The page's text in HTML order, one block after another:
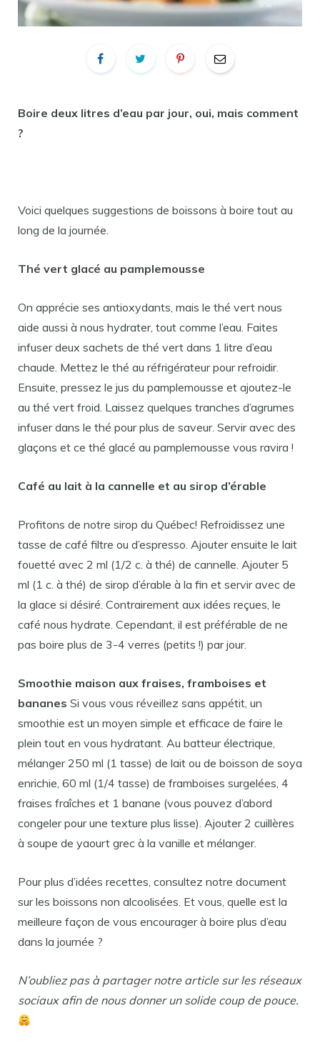
Boire deux litres d’eau par jour, oui, mais comment
?
Voici quelques suggestions de boissons à boire tout au
long de la journée.
Thé vert glacé au pamplemousse
On apprécie ses antioxydants, mais le thé vert nous
aide aussi à nous hydrater, tout comme l’eau. Faites
infuser deux sachets de thé vert dans 1 litre d’eau
chaude. Mettez le thé au réfrigérateur pour refroidir.
Ensuite, pressez le jus du pamplemousse et ajoutez-le
au thé vert froid. Laissez quelques tranches d’agrumes
infuser dans le thé pour plus de saveur. Servir avec des
glaçons et ce thé glacé au pamplemousse vous ravira !
Café au lait à la cannelle et au sirop d’érable
Profitons de notre sirop du Québec! Refroidissez une
tasse de café filtre ou d’espresso. Ajouter ensuite le lait
fouetté avec 2 ml (1/2 c. à thé) de cannelle. Ajouter 5
ml (1 c. à thé) de sirop d’érable à la fin et servir avec de
la glace si désiré. Contrairement aux idées reçues, le
café nous hydrate. Cependant, il est préférable de ne
pas boire plus de 3-4 verres (petits !) par jour.
Smoothie maison aux fraises, framboises et
bananes Si vous vous réveillez sans appétit, un
smoothie est un moyen simple et efficace de faire le
plein tout en vous hydratant. Au batteur électrique,
mélanger 250 ml (1 tasse) de lait ou de boisson de soya
enrichie, 60 ml (1/4 tasse) de framboises surgelées, 4
fraises fraîches et 1 banane (vous pouvez d’abord
congeler pour une texture plus lisse). Ajouter 2 cuillères
à soupe de yaourt grec à la vanille et mélanger.
Pour plus d’idées recettes, consultez notre document
sur les boissons non alcoolisées. Et vous, quelle est la
meilleure façon de vous encourager à boire plus d’eau
dans la journée ?
N’oubliez pas à partager notre article sur les réseaux
sociaux afin de nous donner un solide coup de pouce.